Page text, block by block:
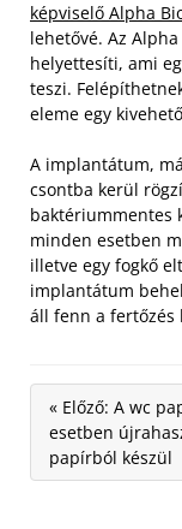
képviselő Alpha
lehetővé. Az
helyettesíti, ami
teszi.
eleme egy
A implantátum,
csontba kerül
baktériummentes
minden esetben
illetve egy fogkő
implantátum
áll fenn a fertőzés
« Előző: A wc
esetben
papírból készül